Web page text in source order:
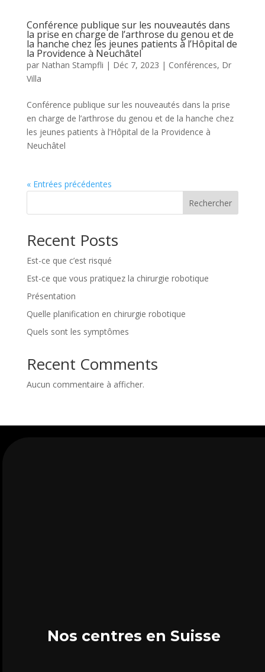
Conférence publique sur les nouveautés dans
la prise en charge de l’arthrose du genou et de
la hanche chez les jeunes patients à l’Hôpital de
la Providence à Neuchâtel
par Nathan Stampfli | Déc 7, 2023 | Conférences, Dr
Villa
Conférence publique sur les nouveautés dans la prise
en charge de l’arthrose du genou et de la hanche chez
les jeunes patients à l’Hôpital de la Providence à
Neuchâtel
« Entrées précédentes
Rechercher
Recent Posts
Est-ce que c’est risqué
Est-ce que vous pratiquez la chirurgie robotique
Présentation
Quelle planification en chirurgie robotique
Quels sont les symptômes
Recent Comments
Aucun commentaire à afficher.
Nos centres en Suisse